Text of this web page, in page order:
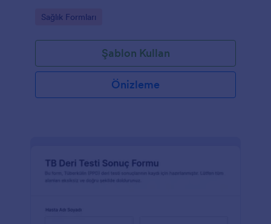
toplamasına yardımcı olur.
Go to Category:
Sağlık Formları
Şablon Kullan
Önizleme